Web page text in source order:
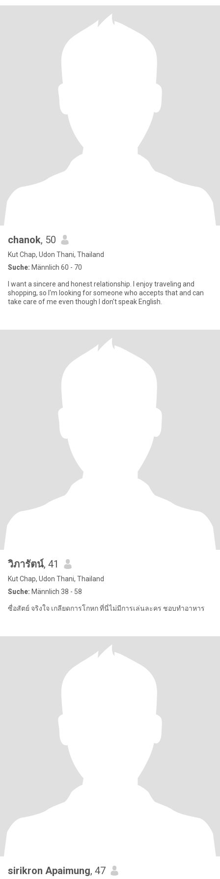
chanok, 50
Kut Chap, Udon Thani, Thailand
Suche: Männlich 60 - 70
I want a sincere and honest relationship. I enjoy traveling and
shopping, so I'm looking for someone who accepts that and can
take care of me even though I don't speak English.
วิภารัตน์, 41
Kut Chap, Udon Thani, Thailand
Suche: Männlich 38 - 58
ซื่อสัตย์ จริงใจ เกลียดการโกหก ที่นี่ไม่มีการเล่นละคร ชอบทำอาหาร
sirikron Apaimung, 47